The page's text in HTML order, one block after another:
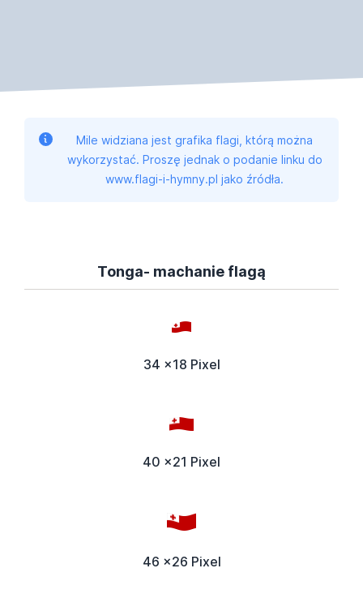
Mile widziana jest grafika flagi, którą można
wykorzystać. Proszę jednak o podanie linku do
www.flagi-i-hymny.pl jako źródła.
Tonga- machanie flagą
34 x18 Pixel
40 x21 Pixel
46 x26 Pixel